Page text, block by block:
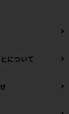
について